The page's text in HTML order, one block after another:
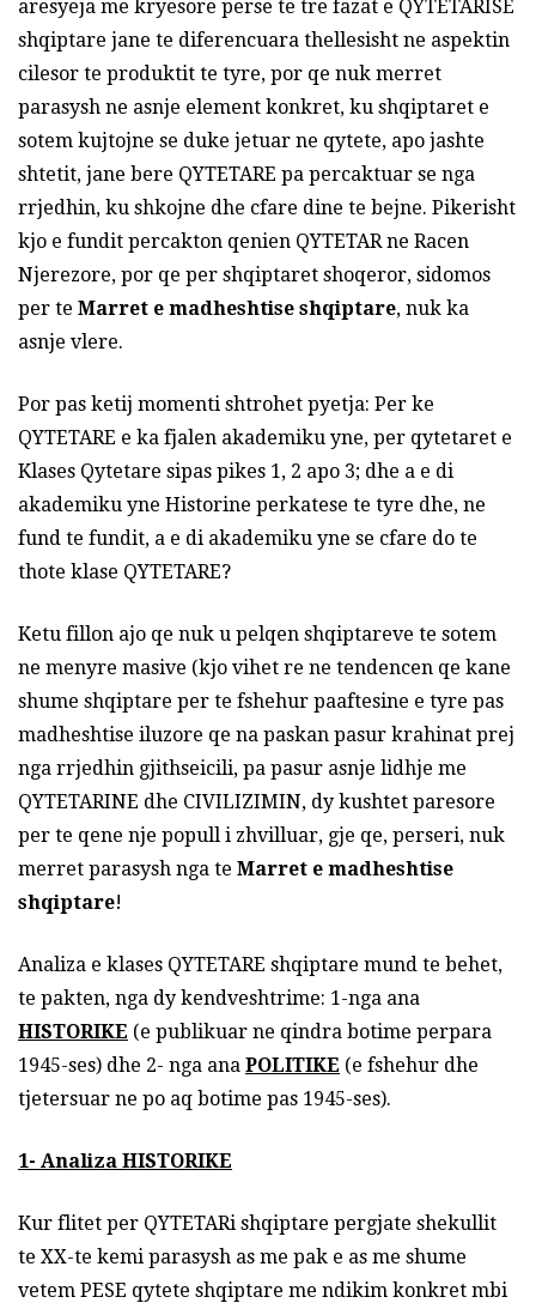
aresyeja me kryesore perse te tre fazat e QYTETARISE
shqiptare jane te diferencuara thellesisht ne aspektin
cilesor te produktit te tyre, por qe nuk merret
parasysh ne asnje element konkret, ku shqiptaret e
sotem kujtojne se duke jetuar ne qytete, apo jashte
shtetit, jane bere QYTETARE pa percaktuar se nga
rrjedhin, ku shkojne dhe cfare dine te bejne. Pikerisht
kjo e fundit percakton qenien QYTETAR ne Racen
Njerezore, por qe per shqiptaret shoqeror, sidomos
per te Marret e madheshtise shqiptare, nuk ka
asnje vlere.
Por pas ketij momenti shtrohet pyetja: Per ke
QYTETARE e ka fjalen akademiku yne, per qytetaret e
Klases Qytetare sipas pikes 1, 2 apo 3; dhe a e di
akademiku yne Historine perkatese te tyre dhe, ne
fund te fundit, a e di akademiku yne se cfare do te
thote klase QYTETARE?
Ketu fillon ajo qe nuk u pelqen shqiptareve te sotem
ne menyre masive (kjo vihet re ne tendencen qe kane
shume shqiptare per te fshehur paaftesine e tyre pas
madheshtise iluzore qe na paskan pasur krahinat prej
nga rrjedhin gjithseicili, pa pasur asnje lidhje me
QYTETARINE dhe CIVILIZIMIN, dy kushtet paresore
per te qene nje popull i zhvilluar, gje qe, perseri, nuk
merret parasysh nga te Marret e madheshtise
shqiptare!
Analiza e klases QYTETARE shqiptare mund te behet,
te pakten, nga dy kendveshtrime: 1-nga ana
HISTORIKE (e publikuar ne qindra botime perpara
1945-ses) dhe 2- nga ana POLITIKE (e fshehur dhe
tjetersuar ne po aq botime pas 1945-ses).
1- Analiza HISTORIKE
Kur flitet per QYTETARi shqiptare pergjate shekullit
te XX-te kemi parasysh as me pak e as me shume
vetem PESE qytete shqiptare me ndikim konkret mbi